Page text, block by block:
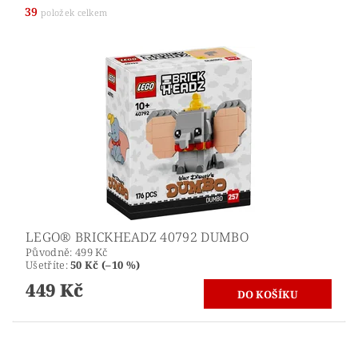
39 položek celkem
LEGO® BRICKHEADZ 40792 DUMBO
Původně: 499 Kč
Ušetříte:50 Kč (–10 %)
449 Kč